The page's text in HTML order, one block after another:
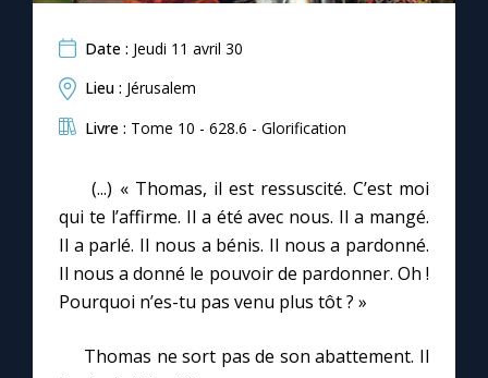
Date : Jeudi 11 avril 30
Lieu : Jérusalem
Livre : Tome 10 - 628.6 - Glorification
(...) « Thomas, il est ressuscité. C’est moi
qui te l’affirme. Il a été avec nous. Il a mangé.
Il a parlé. Il nous a bénis. Il nous a pardonné.
Il nous a donné le pouvoir de pardonner. Oh !
Pourquoi n’es-tu pas venu plus tôt ? »
Thomas ne sort pas de son abattement. Il